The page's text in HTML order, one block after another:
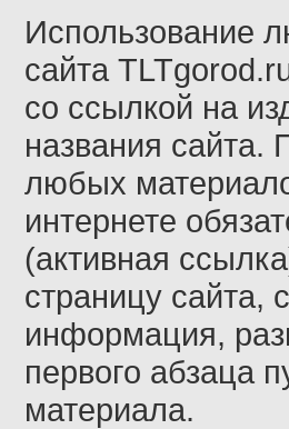
Использование
сайта
со ссылкой на
названия сайта.
любых
интернете
(активная
страницу сайта,
информация,
первого абзаца
материала.